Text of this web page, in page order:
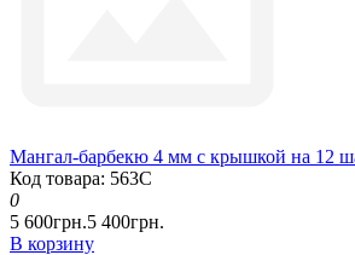
Мангал-барбекю 4 мм с крышкой на 12
Код товара: 563С
0
5 600грн.5 400грн.
В корзину